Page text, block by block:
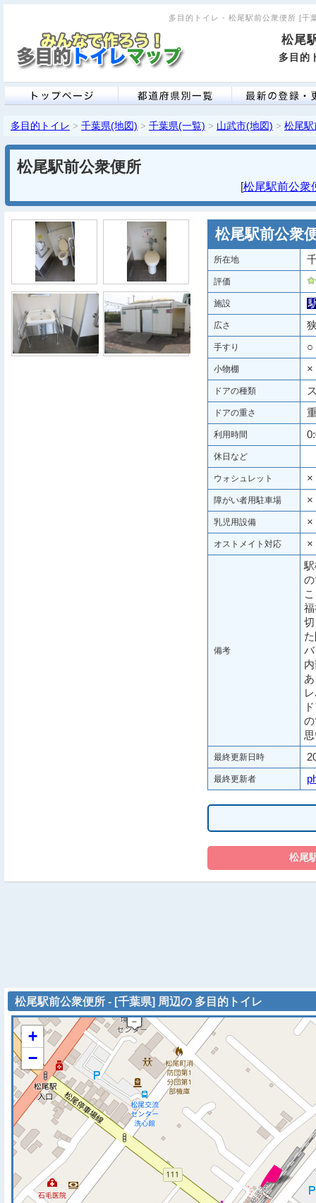
多目的トイレ - 松尾駅前公衆便所 [
松尾
多目的
多目的トイレ > 千葉県(地図) > 千葉県(一覧) > 山武市(地図) > 松尾
松尾駅前公衆便所
[松尾駅前公衆
松尾駅前公衆
所在地
評価
施設
広さ
手すり ○
小物棚 ×
ドアの種類
ドアの重さ
利用時間
休日など
ウォシュレット ×
障がい者用駐車場 ×
乳児用設備 ×
オストメイト対応 ×
備考
最終更新日時
最終更新者
松尾駅前公衆便所 - [千葉県] 周辺の 多目的トイレ
※ マップを検索、表示中
+
−